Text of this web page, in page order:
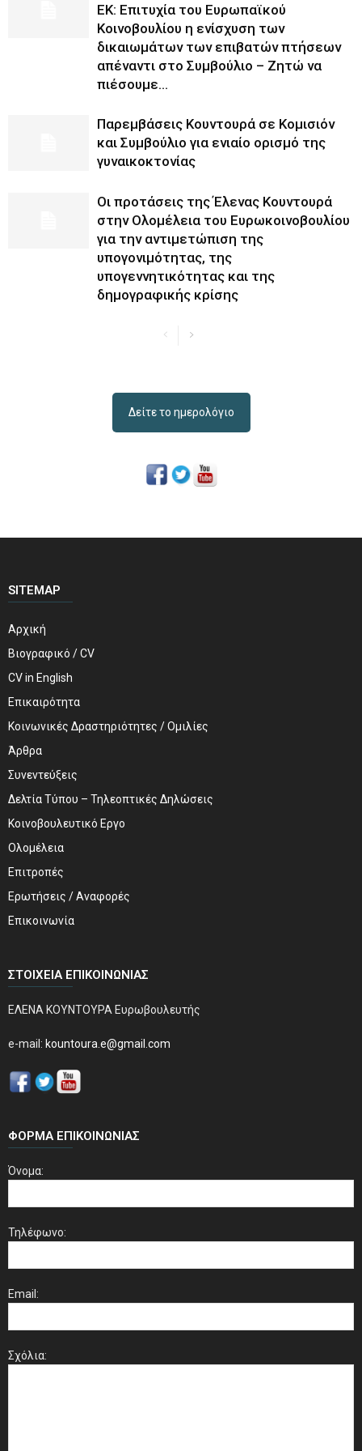
ΕΚ: Επιτυχία του Ευρωπαϊκού
Κοινοβουλίου η ενίσχυση των
δικαιωμάτων των επιβατών πτήσεων
απέναντι στο Συμβούλιο – Ζητώ να
πιέσουμε...
Παρεμβάσεις Κουντουρά σε Κομισιόν
και Συμβούλιο για ενιαίο ορισμό της
γυναικοκτονίας
Οι προτάσεις της Έλενας Κουντουρά
στην Ολομέλεια του Ευρωκοινοβουλίου
για την αντιμετώπιση της
υπογονιμότητας, της
υπογεννητικότητας και της
δημογραφικής κρίσης
Δείτε το ημερολόγιο
SITEMAP
Αρχική
Βιογραφικό / CV
CV in English
Επικαιρότητα
Κοινωνικές Δραστηριότητες / Ομιλίες
Άρθρα
Συνεντεύξεις
Δελτία Τύπου – Τηλεοπτικές Δηλώσεις
Κοινοβουλευτικό Εργο
Ολομέλεια
Επιτροπές
Ερωτήσεις / Αναφορές
Επικοινωνία
ΣΤΟΙΧΕΊΑ ΕΠΙΚΟΙΝΩΝΊΑΣ
ΕΛΕΝΑ ΚΟΥΝΤΟΥΡΑ Ευρωβουλευτής
e-mail: kountoura.e@gmail.com
ΦΌΡΜΑ ΕΠΙΚΟΙΝΩΝΊΑΣ
Όνομα:
Τηλέφωνο:
Email:
Σχόλια: